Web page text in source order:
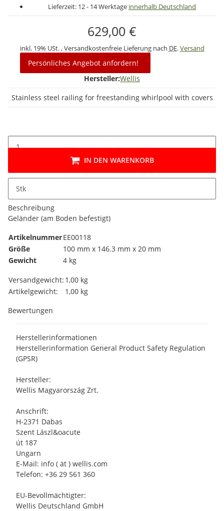
Lieferzeit: 12 - 14 Werktage innerhalb Deutschland
629,00 €
inkl. 19% USt. , Versandkostenfreie Lieferung nach DE.Versand
Persönliches Angebot anfordern!
Hersteller:Wellis
Stainless steel railing for freestanding whirlpool with covers
Stk
IN DEN WARENKORB
Beschreibung
Geländer (am Boden befestigt)
ArtikelnummerEE00118
Größe
100 mm x 146.3 mm x 20 mm
Gewicht
4 kg
Produkteigenschaft
Wert
Versandgewicht: 1,00 kg
Artikelgewicht:
1,00 kg
Bewertungen
Herstellerinformationen
Herstellerinformation General Product Safety Regulation
(GPSR)
Hersteller:
Wellis Magyarország Zrt.
Anschrift:
H-2371 Dabas
Szent Lászl&oacute
út 187
Ungarn
E-Mail: info ( ät ) wellis.com
Telefon: +36 29 561 360
EU-Bevollmächtigter:
Wellis Deutschland GmbH